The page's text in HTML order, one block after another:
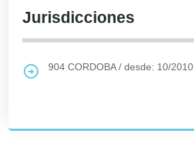
Jurisdicciones
904 CORDOBA/ desde: 10/2010